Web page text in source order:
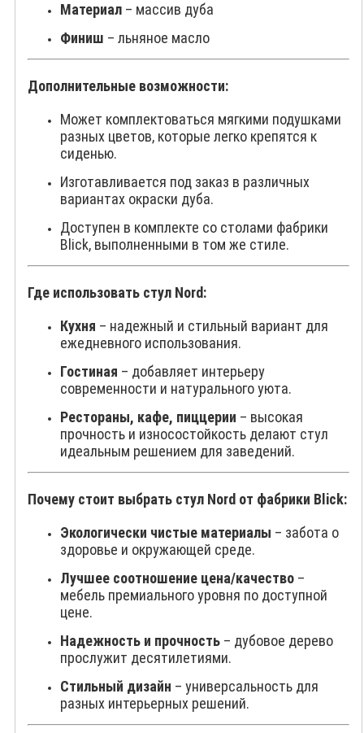
Материал – массив дуба
Финиш – льняное масло
Дополнительные возможности:
Может комплектоваться мягкими подушками
разных цветов, которые легко крепятся к
сиденью.
Изготавливается под заказ в различных
вариантах окраски дуба.
Доступен в комплекте со столами фабрики
Blick, выполненными в том же стиле.
Где использовать стул Nord:
Кухня – надежный и стильный вариант для
ежедневного использования.
Гостиная – добавляет интерьеру
современности и натурального уюта.
Рестораны, кафе, пиццерии – высокая
прочность и износостойкость делают стул
идеальным решением для заведений.
Почему стоит выбрать стул Nord от фабрики Blick:
Экологически чистые материалы – забота о
здоровье и окружающей среде.
Лучшее соотношение цена/качество –
мебель премиального уровня по доступной
цене.
Надежность и прочность – дубовое дерево
прослужит десятилетиями.
Стильный дизайн – универсальность для
разных интерьерных решений.